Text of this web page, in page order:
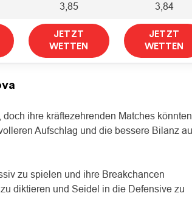
3,85 3,84
JETZT
WETTEN
JETZT
WETTEN
ihre kräftezehrenden Matches
Aufschlag und die bessere Bilanz
zu spielen und ihre Breakchancen
diktieren und Seidel in die Defensive zu